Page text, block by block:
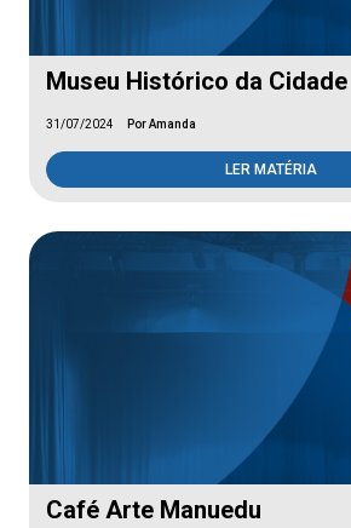
Museu Histórico da Cidade
31/07/2024 Por Amanda
LER MATÉRIA
Café Arte Manuedu